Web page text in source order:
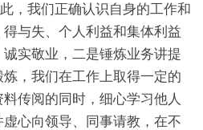
，我们正确认识自身的工作和
与失、个人利益和集体利益
实敬业，二是锤炼业务讲提
，我们在工作上取得一定的
传阅的同时，细心学习他人
心向领导、同事请教，在不